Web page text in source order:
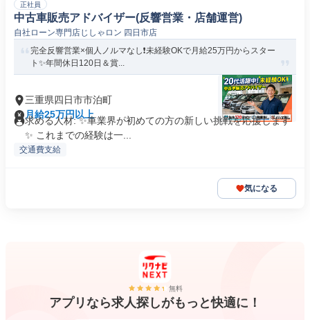
正社員
中古車販売アドバイザー(反響営業・店舗運営)
自社ローン専門店じしゃロン 四日市店
完全反響営業×個人ノルマなし❗️未経験OKで月給25万円からスター
ト✨年間休日120日＆賞...
三重県四日市市泊町
月給25万円以上
求める人材: ✨️車業界が初めての方の新しい挑戦を応援します
✨️ これまでの経験は一...
交通費支給
気になる
無料
アプリなら求人探しがもっと快適に！